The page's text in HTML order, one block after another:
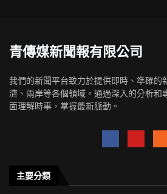
青傳媒新聞報有限公司
我們的新聞平台致力於提供即時、準確的
濟、兩岸等各個領域。通過深入的分析和
面理解時事，掌握最新脈動。
主要分類